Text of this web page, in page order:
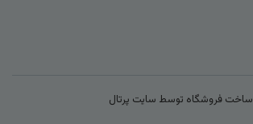
ساخت فروشگاه توسط سایت پرتال